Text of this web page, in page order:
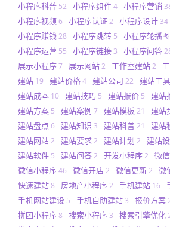
小程序科普 52 小程序组件4 小程序营销
小程序视频6 小程序认证2 小程序设计 34
小程序赚钱28 小程序跳转 5 小程序轮播图
小程序运营 55 小程序链接 3 小程序问答
展示小程序7 展示网站2 工作室建站2
建站 19 建站价格4 建站公司 22 建站工具
建站成本 10 建站技巧 5 建站报价 5 建站
建站方案 5 建站案例 7 建站模板 21 建站
建站盘点 6 建站知识 3 建站科普21 建站
建站网站2 建站要求2 建站计划 2 建站
建站软件 5 建站问答2 开发小程序2 微
微信小程序46 微信开店2 微信更新2 微
快速建站8 房地产小程序2 手机建站 16
手机网站建设 5 手机自助建站 3 报价方案
拼团小程序8 搜索小程序 3 搜索引擎优化